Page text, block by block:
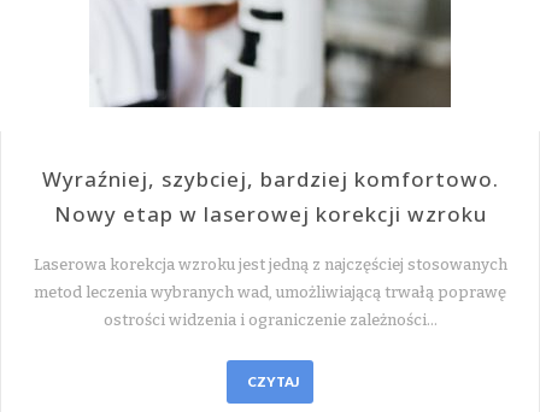
Wyraźniej, szybciej, bardziej komfortowo.
Nowy etap w laserowej korekcji wzroku
Laserowa korekcja wzroku jest jedną z najczęściej stosowanych
metod leczenia wybranych wad, umożliwiającą trwałą poprawę
ostrości widzenia i ograniczenie zależności…
CZYTAJ